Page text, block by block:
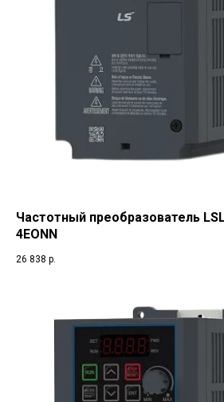
Частотный преобразователь
4EONN
26 838 р.